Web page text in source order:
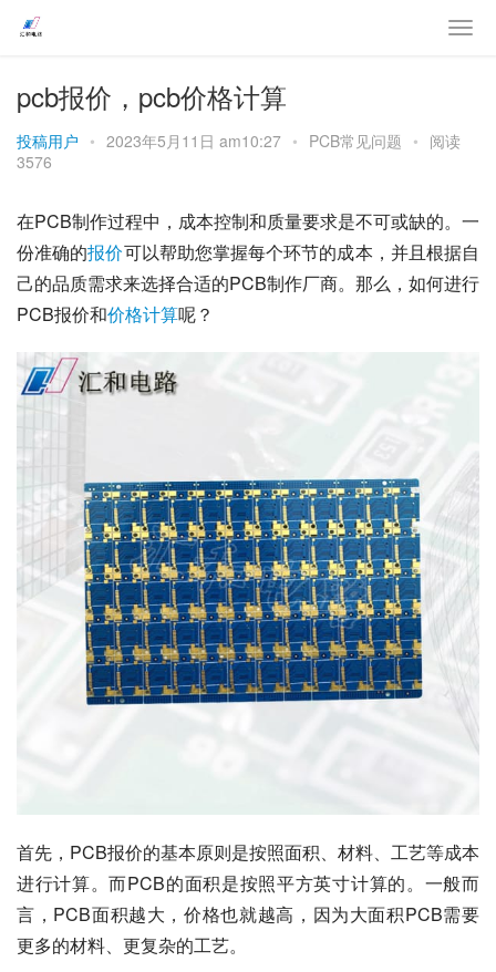
pcb报价，pcb价格计算
投稿用户 • 2023年5月11日 am10:27 • PCB常见问题 • 阅读
3576
在PCB制作过程中，成本控制和质量要求是不可或缺的。一
份准确的报价可以帮助您掌握每个环节的成本，并且根据自
己的品质需求来选择合适的PCB制作厂商。那么，如何进行
PCB报价和价格计算呢？
首先，PCB报价的基本原则是按照面积、材料、工艺等成本
进行计算。而PCB的面积是按照平方英寸计算的。一般而
言，PCB面积越大，价格也就越高，因为大面积PCB需要
更多的材料、更复杂的工艺。